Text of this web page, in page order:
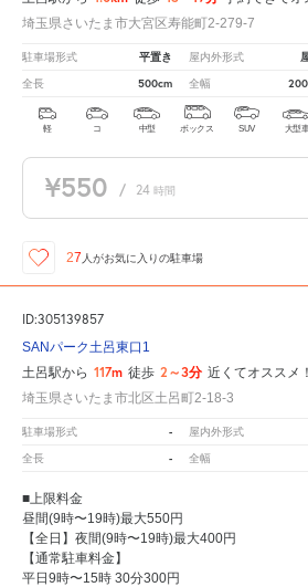
埼玉県さいたま市大宮区寿能町2-279-7
駐車場形式 平置き 屋内外形式
全長 500cm 全幅
軽 コ 中型 ボックス SUV 大型
¥550 / 24 時間
27 人がお気に入りの駐車場
ID:305139857
SANパーク土呂東口1
土呂駅から 117m 徒歩 2～3分 近くてオススメ！
埼玉県さいたま市北区土呂町2-18-3
駐車場形式 - 屋内外形式
全長 - 全幅
■上限料金
昼間(9時〜19時)最大550円
【全日】夜間(9時〜19時)最大400円
【通常駐車料金】
平日9時〜15時 30分300円